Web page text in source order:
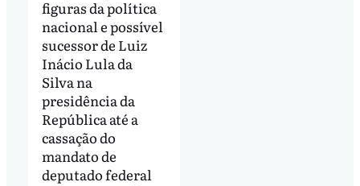
figuras da política
nacional e possível
sucessor de Luiz
Inácio Lula da
Silva na
presidência da
República até a
cassação do
mandato de
deputado federal